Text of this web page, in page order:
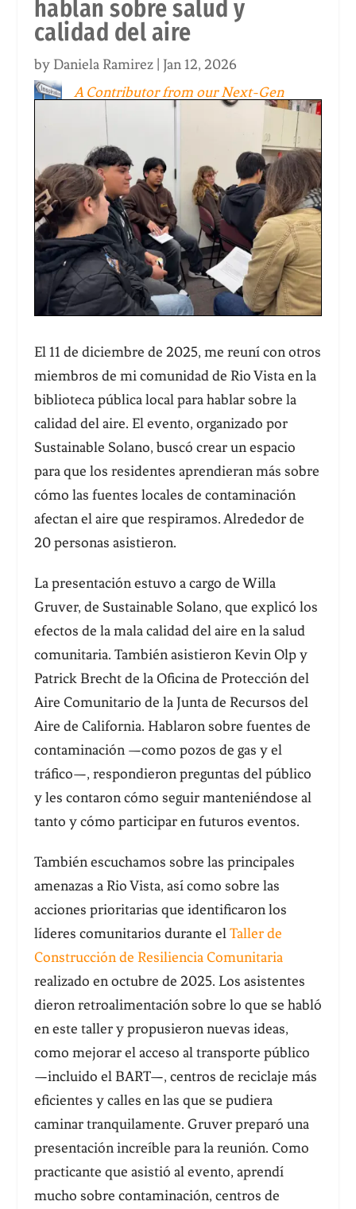
hablan sobre salud y
calidad del aire
by Daniela Ramirez| Jan 12, 2026
A Contributor from our Next-Gen
Inspiration Team
El 11 de diciembre de 2025, me reuní con otros
miembros de mi comunidad de Rio Vista en la
biblioteca pública local para hablar sobre la
calidad del aire. El evento, organizado por
Sustainable Solano, buscó crear un espacio
para que los residentes aprendieran más sobre
cómo las fuentes locales de contaminación
afectan el aire que respiramos. Alrededor de
20 personas asistieron.
La presentación estuvo a cargo de Willa
Gruver, de Sustainable Solano, que explicó los
efectos de la mala calidad del aire en la salud
comunitaria. También asistieron Kevin Olp y
Patrick Brecht de la Oficina de Protección del
Aire Comunitario de la Junta de Recursos del
Aire de California. Hablaron sobre fuentes de
contaminación —como pozos de gas y el
tráfico—, respondieron preguntas del público
y les contaron cómo seguir manteniéndose al
tanto y cómo participar en futuros eventos.
También escuchamos sobre las principales
amenazas a Rio Vista, así como sobre las
acciones prioritarias que identificaron los
líderes comunitarios durante elTaller de
Construcción de Resiliencia Comunitaria
realizado en octubre de 2025. Los asistentes
dieron retroalimentación sobre lo que se habló
en este taller y propusieron nuevas ideas,
como mejorar el acceso al transporte público
—incluido el BART—, centros de reciclaje más
eficientes y calles en las que se pudiera
caminar tranquilamente. Gruver preparó una
presentación increíble para la reunión. Como
practicante que asistió al evento, aprendí
mucho sobre contaminación, centros de